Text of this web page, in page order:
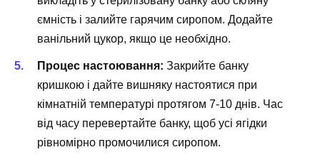
ємність і залийте гарячим сиропом. Додайте
ванільний цукор, якщо це необхідно.
Процес настоювання: Закрийте банку
кришкою і дайте вишняку настоятися при
кімнатній температурі протягом 7-10 днів. Час
від часу перевертайте банку, щоб усі ягідки
рівномірно промочилися сиропом.